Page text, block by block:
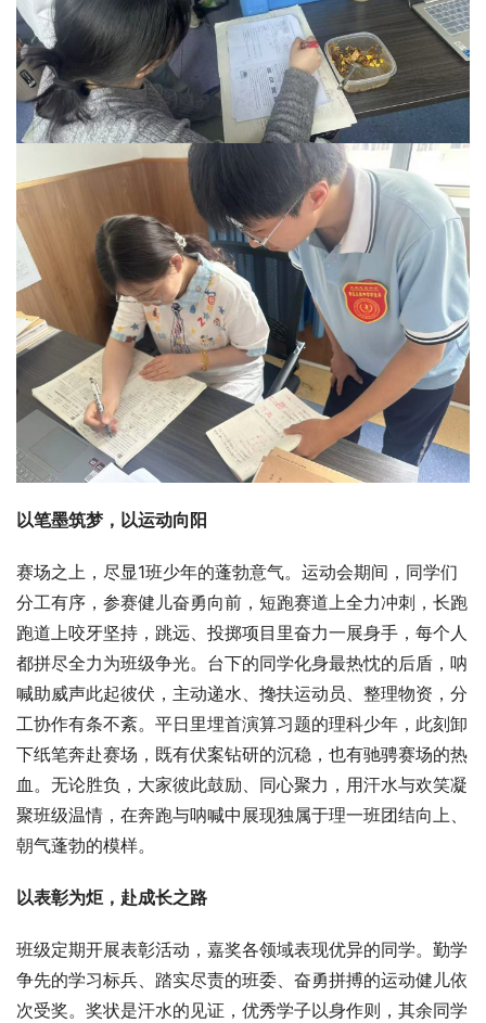
以笔墨筑梦，以运动向阳
赛场之上，尽显1班少年的蓬勃意气。运动会期间，同学们
分工有序，参赛健儿奋勇向前，短跑赛道上全力冲刺，长跑
跑道上咬牙坚持，跳远、投掷项目里奋力一展身手，每个人
都拼尽全力为班级争光。台下的同学化身最热忱的后盾，呐
喊助威声此起彼伏，主动递水、搀扶运动员、整理物资，分
工协作有条不紊。平日里埋首演算习题的理科少年，此刻卸
下纸笔奔赴赛场，既有伏案钻研的沉稳，也有驰骋赛场的热
血。无论胜负，大家彼此鼓励、同心聚力，用汗水与欢笑凝
聚班级温情，在奔跑与呐喊中展现独属于理一班团结向上、
朝气蓬勃的模样。
以表彰为炬，赴成长之路
班级定期开展表彰活动，嘉奖各领域表现优异的同学。勤学
争先的学习标兵、踏实尽责的班委、奋勇拼搏的运动健儿依
次受奖。奖状是汗水的见证，优秀学子以身作则，其余同学